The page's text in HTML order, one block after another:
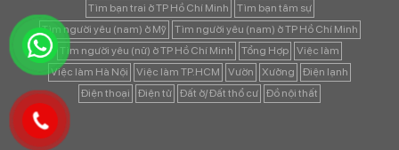
Tìm bạn trai ở TP Hồ Chí Minh
Tìm bạn tâm sự
Tìm người yêu (nam) ở Mỹ
Tìm người yêu (nam) ở TP Hồ Chí Minh
Tìm người yêu (nữ) ở TP Hồ Chí Minh
Tổng Hợp
Việc làm
Việc làm Hà Nội
Việc làm TP.HCM Vườn Xưởng
Điện lạnh
Điện thoại
Điện tử Đất ở/ Đất thổ cư Đồ nội thất